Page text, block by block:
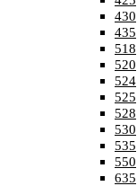
430
435
518
520
524
525
528
530
535
550
635